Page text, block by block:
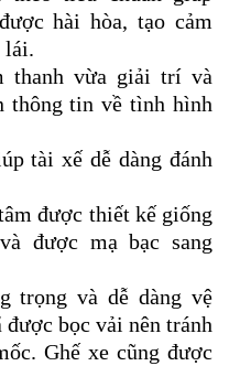
hài hòa, tạo cảm
lái.
thanh vừa giải trí và
thông tin về tình hình
tài xế dễ dàng đánh
được thiết kế giống
được mạ bạc sang
trọng và dễ dàng vệ
bọc vải nên tránh
Ghế xe cũng được